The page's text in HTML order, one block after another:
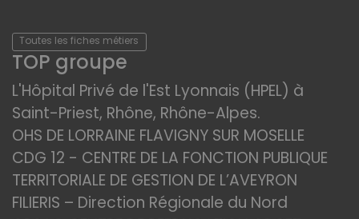
Toutes les fiches métiers
TOP groupe
L'Hôpital Privé de l'Est Lyonnais (HPEL) à
Saint-Priest, Rhône, Rhône-Alpes.
OHS DE LORRAINE FLAVIGNY SUR MOSELLE
CDG 12 - CENTRE DE LA FONCTION PUBLIQUE
TERRITORIALE DE GESTION DE L’AVEYRON
FILIERIS – Direction Régionale du Nord